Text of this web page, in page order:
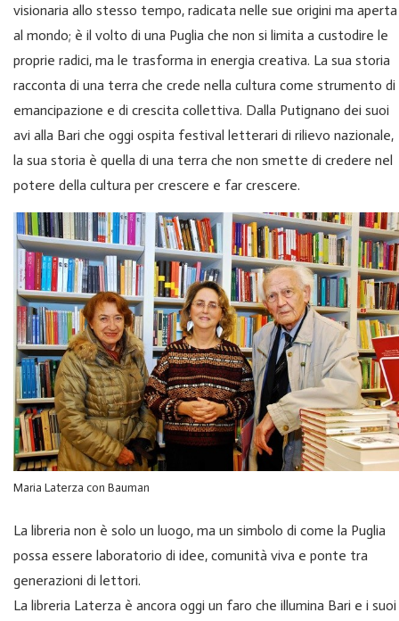
visionaria allo stesso tempo, radicata nelle sue origini ma aperta
al mondo; è il volto di una Puglia che non si limita a custodire le
proprie radici, ma le trasforma in energia creativa. La sua storia
racconta di una terra che crede nella cultura come strumento di
emancipazione e di crescita collettiva. Dalla Putignano dei suoi
avi alla Bari che oggi ospita festival letterari di rilievo nazionale,
la sua storia è quella di una terra che non smette di credere nel
potere della cultura per crescere e far crescere.
Maria Laterza con Bauman
La libreria non è solo un luogo, ma un simbolo di come la Puglia
possa essere laboratorio di idee, comunità viva e ponte tra
generazioni di lettori.
La libreria Laterza è ancora oggi un faro che illumina Bari e i suoi